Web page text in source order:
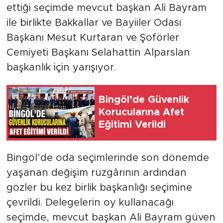
ettiği seçimde mevcut başkan Ali Bayram
ile birlikte Bakkallar ve Bayiiler Odası
Başkanı Mesut Kurtaran ve Şoförler
Cemiyeti Başkanı Selahattin Alparslan
başkanlık için yarışıyor.
Bingöl’de Güvenlik
Korucularına Afet
Eğitimi Verildi
Bingöl’de oda seçimlerinde son dönemde
yaşanan değişim rüzgârının ardından
gözler bu kez birlik başkanlığı seçimine
çevrildi. Delegelerin oy kullanacağı
seçimde, mevcut başkan Ali Bayram güven